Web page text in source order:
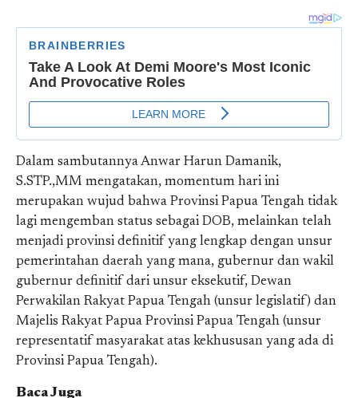
Dalam sambutannya Anwar Harun Damanik,
S.STP.,MM mengatakan, momentum hari ini
merupakan wujud bahwa Provinsi Papua Tengah tidak
lagi mengemban status sebagai DOB, melainkan telah
menjadi provinsi definitif yang lengkap dengan unsur
pemerintahan daerah yang mana, gubernur dan wakil
gubernur definitif dari unsur eksekutif, Dewan
Perwakilan Rakyat Papua Tengah (unsur legislatif) dan
Majelis Rakyat Papua Provinsi Papua Tengah (unsur
representatif masyarakat atas kekhususan yang ada di
Provinsi Papua Tengah).
Baca Juga